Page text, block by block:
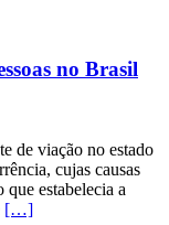
no Brasil
de viação no estado
cujas causas
estabelecia a
[…]